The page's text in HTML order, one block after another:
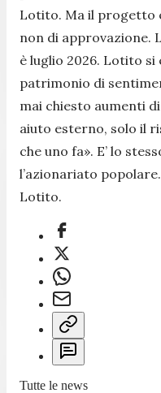
Lotito. Ma il progetto
non di approvazione.
è luglio 2026. Lotito
patrimonio di
mai chiesto aumenti
aiuto esterno, solo il
che uno fa». E’ lo
l’azionariato
Lotito.
Tutte le news